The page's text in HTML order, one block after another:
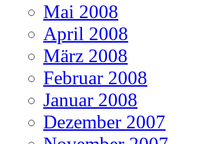
Mai 2008
April 2008
März 2008
Februar 2008
Januar 2008
Dezember 2007